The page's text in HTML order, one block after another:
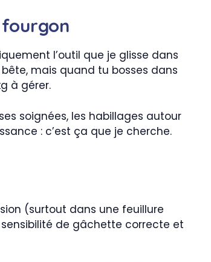
l’outil que je glisse dans
mais quand tu bosses dans
à gérer.
soignées, les habillages autour
: c’est ça que je cherche.
(surtout dans une feuillure
de gâchette correcte et